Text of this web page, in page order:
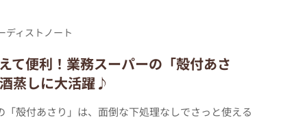
ディストノート
て便利！業務スーパーの「殻付あさ
蒸しに大活躍♪
「殻付あさり」は、面倒な下処理なしでさっと使える